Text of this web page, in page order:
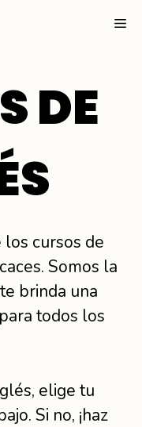
DE
cursos de
Somos la
brinda una
todos los
elige tu
Si no, ¡haz